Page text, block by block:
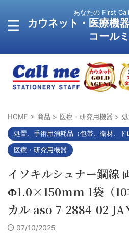
あなたの First
カウネット・医療機
コール
HOME > 商品 > 医療・研究用機器 >
処置、手術用消耗品（包帯、衛材、ド
医療・研究用機器
イソキルシュナー鋼線
Φ1.0×150mm 1袋（10
カル aso 7-2884-02
07/10/2025